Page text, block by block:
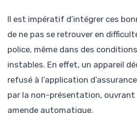
Il est impératif d’intégrer ces
de ne pas se retrouver en
police, même dans des
instables. En effet, un appareil
refusé à l’application
par la non-présentation, ouvrant
amende automatique.